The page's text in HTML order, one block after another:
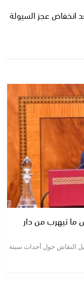
انخفاض عجز السيولة
تيهرب من دار
النقاش حول أحداث سبتة